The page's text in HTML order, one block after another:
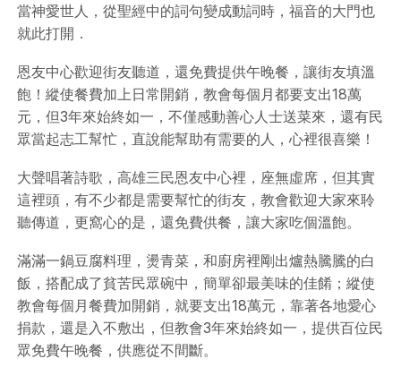
當神愛世人，從聖經中的詞句變成動詞時，福音的大門也
就此打開．
恩友中心歡迎街友聽道，還免費提供午晚餐，讓街友填溫
飽！縱使餐費加上日常開銷，教會每個月都要支出18萬
元，但3年來始終如一，不僅感動善心人士送菜來，還有民
眾當起志工幫忙，直說能幫助有需要的人，心裡很喜樂！
大聲唱著詩歌，高雄三民恩友中心裡，座無虛席，但其實
這裡頭，有不少都是需要幫忙的街友，教會歡迎大家來聆
聽傳道，更窩心的是，還免費供餐，讓大家吃個溫飽。
滿滿一鍋豆腐料理，燙青菜，和廚房裡剛出爐熱騰騰的白
飯，搭配成了貧苦民眾碗中，簡單卻最美味的佳餚；縱使
教會每個月餐費加開銷，就要支出18萬元，靠著各地愛心
捐款，還是入不敷出，但教會3年來始終如一，提供百位民
眾免費午晚餐，供應從不間斷。